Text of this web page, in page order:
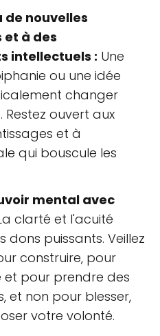
nouvelles
et à des
intellectuels : Une
ou une idée
changer
ouvert aux
et à
qui bouscule les
mental avec
clarté et l'acuité
dons puissants. Veillez
construire, pour
et pour prendre des
et non pour blesser,
votre volonté.